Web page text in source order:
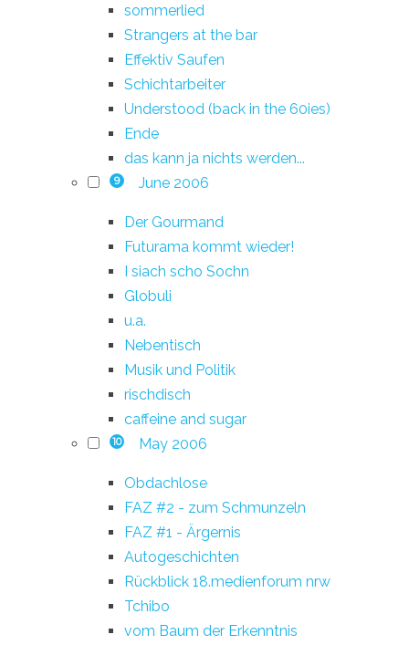
sommerlied
Strangers at the bar
Effektiv Saufen
Schichtarbeiter
Understood (back in the 60ies)
Ende
das kann ja nichts werden...
9 June 2006
Der Gourmand
Futurama kommt wieder!
I siach scho Sochn
Globuli
u.a.
Nebentisch
Musik und Politik
rischdisch
caffeine and sugar
10 May 2006
Obdachlose
FAZ #2 - zum Schmunzeln
FAZ #1 - Ärgernis
Autogeschichten
Rückblick 18.medienforum nrw
Tchibo
vom Baum der Erkenntnis